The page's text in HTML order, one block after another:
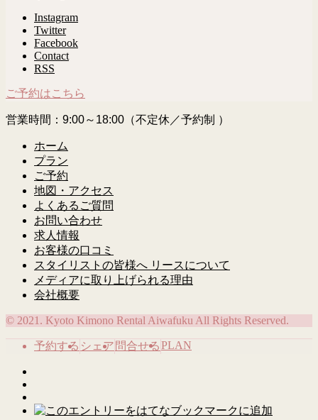
Instagram
Twitter
Facebook
Contact
RSS
ご予約はこちら
営業時間：9:00～18:00（不定休／予約制 ）
ホーム
プラン
ご予約
地図・アクセス
よくあるご質問
お問い合わせ
求人情報
お客様の口コミ
スタイリストの皆様へ リースについて
メディアに取り上げられる理由
会社概要
© 2021. Kyoto Kimono Rental Aiwafuku All Rights Reserved.
予約する シェア 問合せるPLAN